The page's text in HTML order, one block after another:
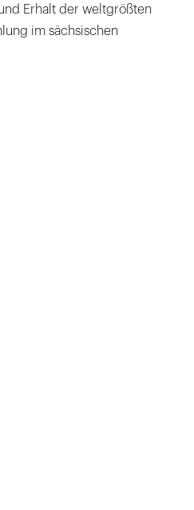
Erhalt der weltgrößten
im sächsischen